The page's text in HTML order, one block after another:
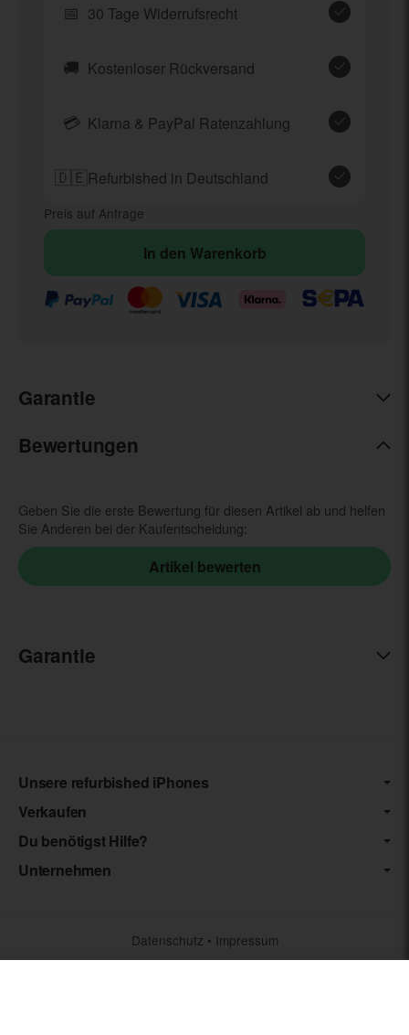
📅 30 Tage Widerrufsrecht
🚚 Kostenloser Rückversand
💳 Klarna & PayPal Ratenzahlung
🇩🇪Refurbished in Deutschland
Preis auf Anfrage
In den Warenkorb
Garantie
Bewertungen
Geben Sie die erste Bewertung für diesen Artikel ab und helfen
Sie Anderen bei der Kaufentscheidung:
Garantie
Unsere refurbished iPhones
Verkaufen
Du benötigst Hilfe?
Unternehmen
Datenschutz • Impressum